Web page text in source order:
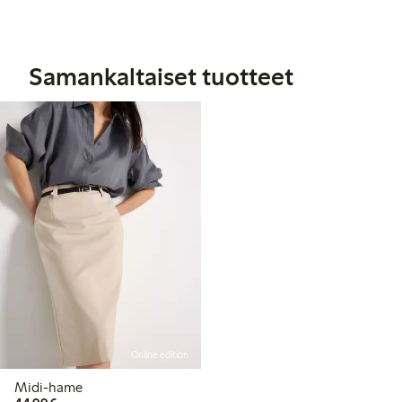
Samankaltaiset tuotteet
Online edition
Midi-hame